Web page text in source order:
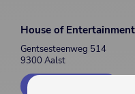
House of Entertainment
Gentsesteenweg 514
9300 Aalst